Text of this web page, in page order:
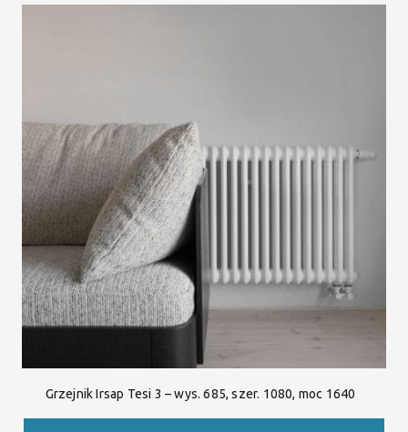
Grzejnik Irsap Tesi 3 – wys. 685, szer. 1080, moc 1640